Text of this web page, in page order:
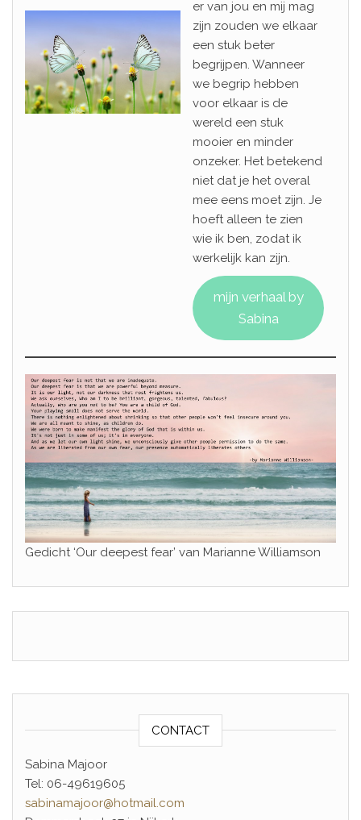
er van jou en mij mag
zijn zouden we elkaar
een stuk beter
begrijpen. Wanneer
we begrip hebben
voor elkaar is de
wereld een stuk
mooier en minder
onzeker. Het betekend
niet dat je het overal
mee eens moet zijn. Je
hoeft alleen te zien
wie ik ben, zodat ik
werkelijk kan zijn.
mijn verhaal by
Sabina
Gedicht ‘Our deepest fear’ van Marianne Williamson
CONTACT
Sabina Majoor
Tel: 06-49619605
sabinamajoor@hotmail.com